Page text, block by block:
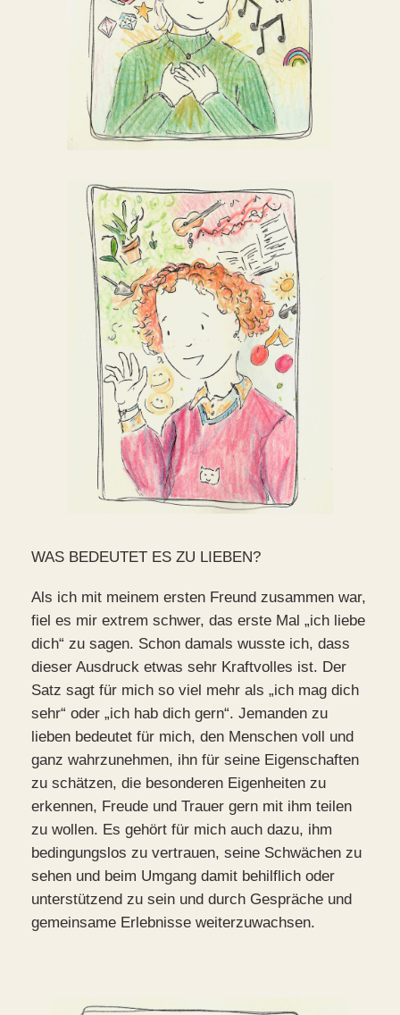
WAS BEDEUTET ES ZU LIEBEN?
Als ich mit meinem ersten Freund zusammen war,
fiel es mir extrem schwer, das erste Mal „ich liebe
dich“ zu sagen. Schon damals wusste ich, dass
dieser Ausdruck etwas sehr Kraftvolles ist. Der
Satz sagt für mich so viel mehr als „ich mag dich
sehr“ oder „ich hab dich gern“. Jemanden zu
lieben bedeutet für mich, den Menschen voll und
ganz wahrzunehmen, ihn für seine Eigenschaften
zu schätzen, die besonderen Eigenheiten zu
erkennen, Freude und Trauer gern mit ihm teilen
zu wollen. Es gehört für mich auch dazu, ihm
bedingungslos zu vertrauen, seine Schwächen zu
sehen und beim Umgang damit behilflich oder
unterstützend zu sein und durch Gespräche und
gemeinsame Erlebnisse weiterzuwachsen.